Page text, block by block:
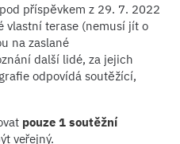
příspěvkem z 29. 7. 2022
vlastní terase (nemusí jít o
na zaslané
další lidé, za jejich
odpovídá soutěžící,
pouze 1 soutěžní
veřejný.